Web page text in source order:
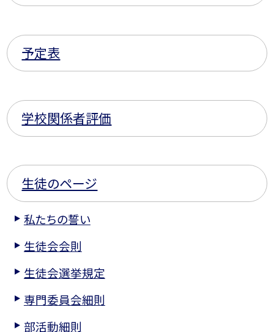
予定表
学校関係者評価
生徒のページ
私たちの誓い
生徒会会則
生徒会選挙規定
専門委員会細則
部活動細則